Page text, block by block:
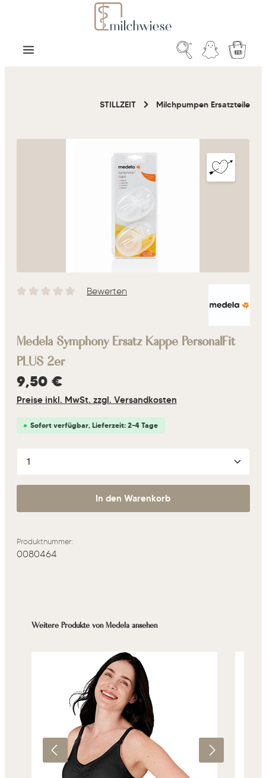
Zum Hauptinhalt springen
STILLZEIT Milchpumpen Ersatzteile
Durchschnittliche Bewertung von 0 von 5 Sternen
Bewerten
Medela Symphony Ersatz Kappe PersonalFit
PLUS 2er
Regulärer Preis:
9,50 €
Preise inkl. MwSt. zzgl. Versandkosten
Sofort verfügbar, Lieferzeit: 2-4 Tage
Produkt Anzahl: Gib den gewünschten Wert ein
In den Warenkorb
Produktnummer:
0080464
Produktgalerie überspringen
Weitere Produkte von Medela ansehen